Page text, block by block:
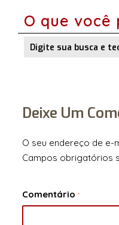
O que você
Deixe Um
O seu endereço de e-
Campos obrigatórios
Comentário *